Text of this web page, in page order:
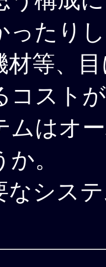
ったり
材等、
コスト
ムはオ
。
なシス